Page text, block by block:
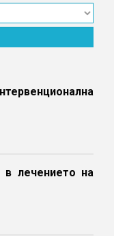
в лечението на